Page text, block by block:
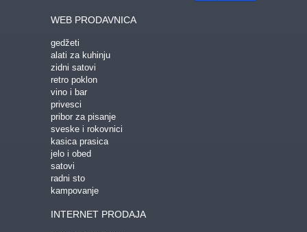
WEB PRODAVNICA
gedžeti
alati za kuhinju
zidni satovi
retro poklon
vino i bar
privesci
pribor za pisanje
sveske i rokovnici
kasica prasica
jelo i obed
satovi
radni sto
kampovanje
INTERNET PRODAJA